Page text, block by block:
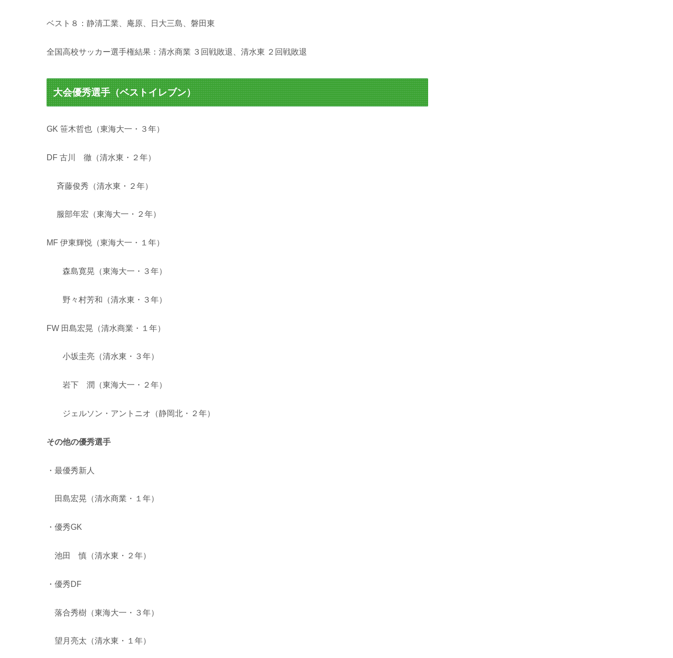
ベスト８：静清工業、庵原、日大三島、磐田東
全国高校サッカー選手権結果：清水商業 ３回戦敗退、清水東 ２回戦敗退
大会優秀選手（ベストイレブン）
GK 笹木哲也（東海大一・３年）
DF 古川 徹（清水東・２年）
斉藤俊秀（清水東・２年）
服部年宏（東海大一・２年）
MF 伊東輝悦（東海大一・１年）
森島寛晃（東海大一・３年）
野々村芳和（清水東・３年）
FW 田島宏晃（清水商業・１年）
小坂圭亮（清水東・３年）
岩下 潤（東海大一・２年）
ジェルソン・アントニオ（静岡北・２年）
その他の優秀選手
・最優秀新人
田島宏晃（清水商業・１年）
・優秀GK
池田 慎（清水東・２年）
・優秀DF
落合秀樹（東海大一・３年）
望月亮太（清水東・１年）